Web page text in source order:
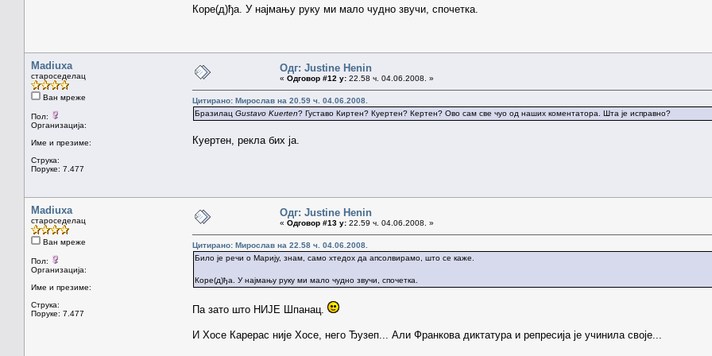
Коре(д)ђа. У најмању руку ми мало чудно звучи, спочетка.
Madiuxa
староседелац
Ван мреже
Пол:
Организација:
Име и презиме:
Струка:
Поруке: 7.477
Одг: Justine Henin
« Одговор #12 у: 22.58 ч. 04.06.2008. »
Цитирано: Мирослав на 20.59 ч. 04.06.2008.
Бразилац Gustavo Kuerten? Густаво Киртен? Куертен? Кертен? Ово сам све чуо од наших коментатора. Шта је исправно?
Куертен, рекла бих ја.
Madiuxa
староседелац
Ван мреже
Пол:
Организација:
Име и презиме:
Струка:
Поруке: 7.477
Одг: Justine Henin
« Одговор #13 у: 22.59 ч. 04.06.2008. »
Цитирано: Мирослав на 22.58 ч. 04.06.2008.
Било је речи о Марију, знам, само хтедох да апсолвирамо, што се каже.
Коре(д)ђа. У најмању руку ми мало чудно звучи, спочетка.
Па зато што НИЈЕ Шпанац.
И Хосе Карерас није Хосе, него Ђузеп... Али Франкова диктатура и репресија је учинила своје...